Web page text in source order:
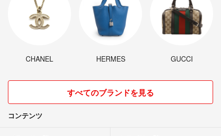
CHANEL HERMES GUCCI
すべてのブランドを見る
コンテンツ